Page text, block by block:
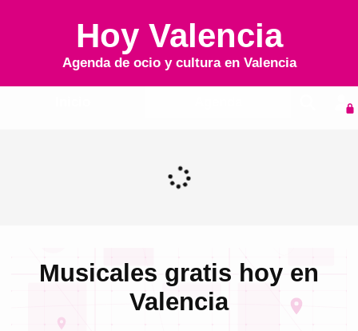
Hoy Valencia
Agenda de ocio y cultura en Valencia
Musicales gratis hoy en
Valencia